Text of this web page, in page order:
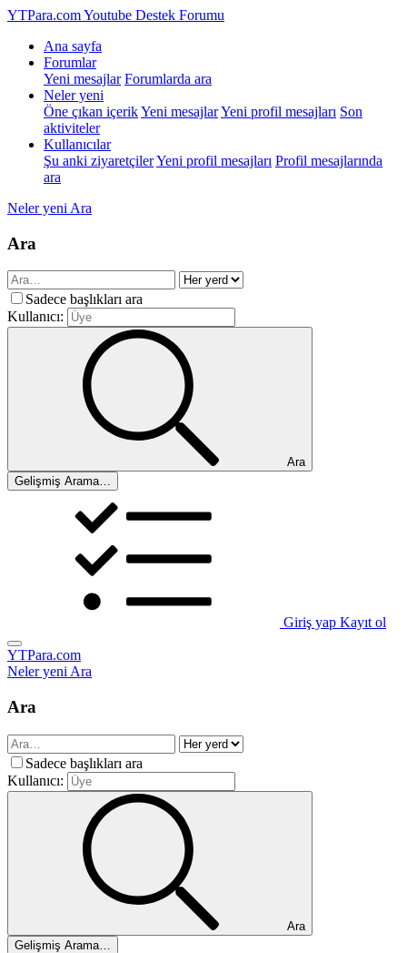
YTPara.comYoutube Destek Forumu
Ana sayfa
Forumlar
Yeni mesajlar Forumlarda ara
Neler yeni
Öne çıkan içerikYeni mesajlarYeni profil mesajları Son
aktiviteler
Kullanıcılar
Şu anki ziyaretçilerYeni profil mesajları Profil mesajlarında
ara
Neler yeni Ara
Ara
Sadece başlıkları ara
Kullanıcı:
Ara
Gelişmiş Arama…
Giriş yap Kayıt ol
YTPara.com
Neler yeniAra
Ara
Sadece başlıkları ara
Kullanıcı:
Ara
Gelişmiş Arama…